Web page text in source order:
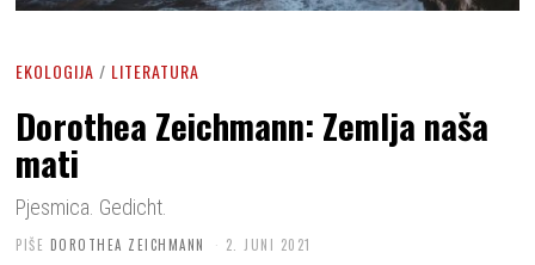
EKOLOGIJA / LITERATURA
Dorothea Zeichmann: Zemlja naša
mati
Pjesmica. Gedicht.
PIŠE DOROTHEA ZEICHMANN 2. JUNI 2021